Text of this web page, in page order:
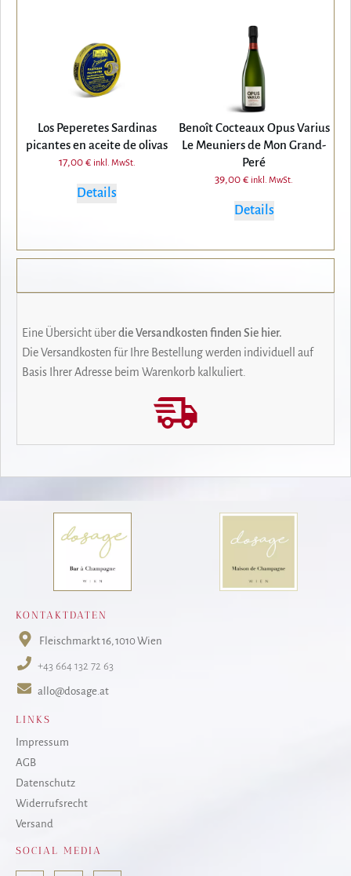
Los Peperetes Sardinas
picantes en aceite de olivas
17,00 € inkl. MwSt.
Details
Benoît Cocteaux Opus Varius
Le Meuniers de Mon Grand-
Peré
39,00€ inkl. MwSt.
Details
Eine Übersicht überdie Versandkosten finden Sie hier.
Die Versandkosten für Ihre Bestellung werden individuell auf
Basis Ihrer Adresse beim Warenkorb kalkuliert.
KONTAKTDATEN
Fleischmarkt 16 , 1010 Wien
+43 664 132 72 63
allo@dosage.at
LINKS
Impressum
AGB
Datenschutz
Widerrufsrecht
Versand
SOCIAL MEDIA